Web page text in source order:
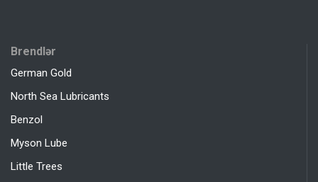
Brendlər
German Gold
North Sea Lubricants
Benzol
Myson Lube
Little Trees